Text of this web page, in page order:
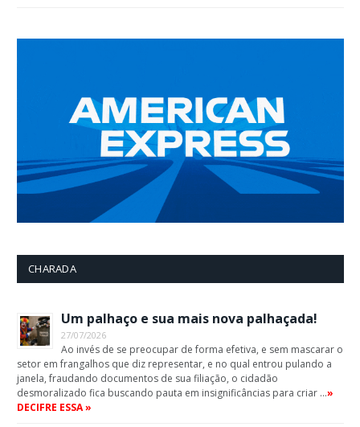
CHARADA
Um palhaço e sua mais nova palhaçada!
27/07/2026
Ao invés de se preocupar de forma efetiva, e sem mascarar o
setor em frangalhos que diz representar, e no qual entrou pulando a
janela, fraudando documentos de sua filiação, o cidadão
desmoralizado fica buscando pauta em insignificâncias para criar …»
DECIFRE ESSA »